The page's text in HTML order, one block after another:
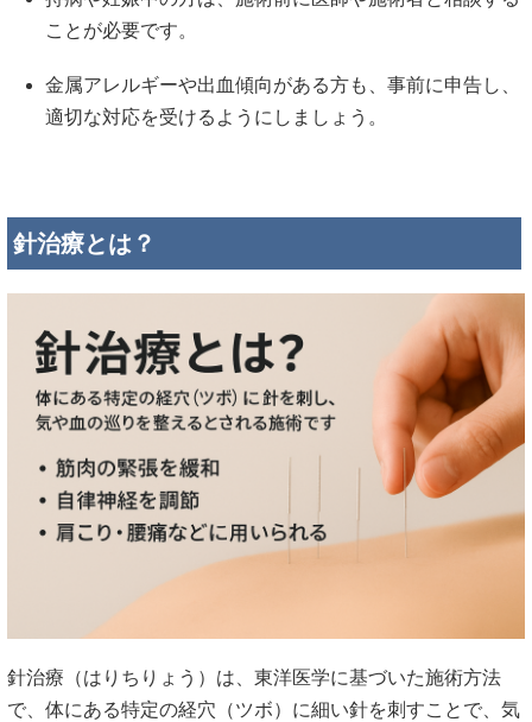
ことが必要です。
金属アレルギーや出血傾向がある方も、事前に申告し、
適切な対応を受けるようにしましょう。
針治療とは？
針治療（はりちりょう）は、東洋医学に基づいた施術方法
で、体にある特定の経穴（ツボ）に細い針を刺すことで、気